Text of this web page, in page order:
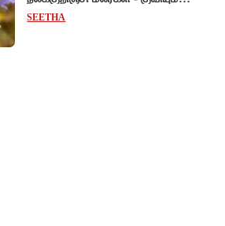
சுற்றுலாப் பயணிகள்!
SEETHA